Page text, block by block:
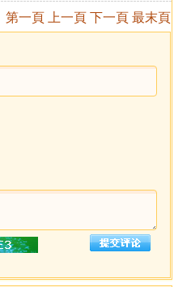
第一頁 上一頁 下一頁 最末頁